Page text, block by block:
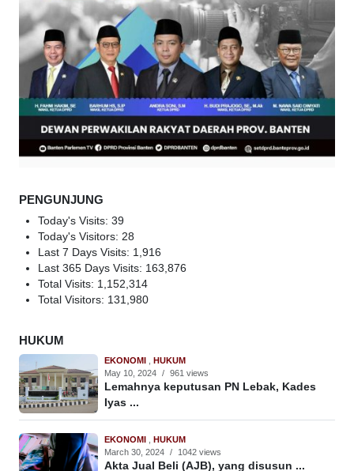
PENGUNJUNG
Today's Visits: 39
Today's Visitors: 28
Last 7 Days Visits: 1,916
Last 365 Days Visits: 163,876
Total Visits: 1,152,314
Total Visitors: 131,980
HUKUM
EKONOMI , HUKUM
May 10, 2024 / 961 views
Lemahnya keputusan PN Lebak, Kades
Iyas ...
EKONOMI , HUKUM
March 30, 2024 / 1042 views
Akta Jual Beli (AJB), yang disusun ...